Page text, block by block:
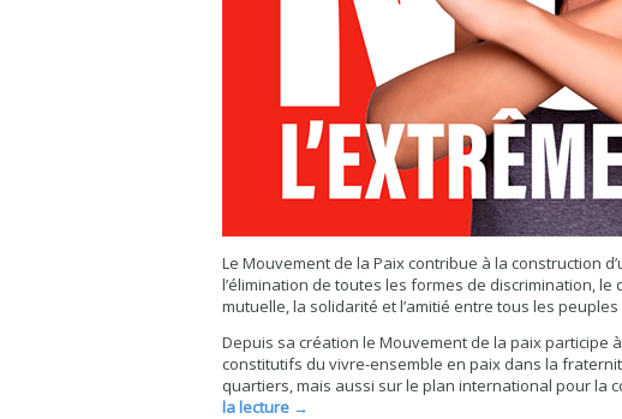
Le Mouvement de la Paix contribue à la construction
l’élimination de toutes les formes de discrimination,
mutuelle, la solidarité et l’amitié entre tous les
Depuis sa création le Mouvement de la paix participe
constitutifs du vivre-ensemble en paix dans la
quartiers, mais aussi sur le plan international pour la
la lecture →